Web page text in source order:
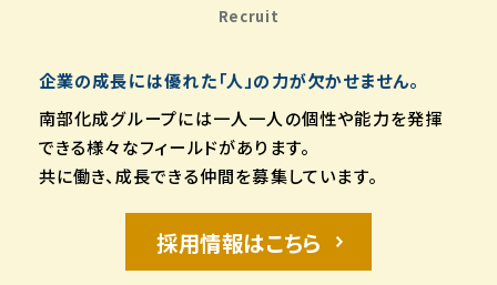
Recruit
企業の成長には優れた「人」の力が欠かせません。
南部化成グループには一人一人の個性や能力を発揮
できる様々なフィールドがあります。
共に働き、成長できる仲間を募集しています。
採用情報はこちら